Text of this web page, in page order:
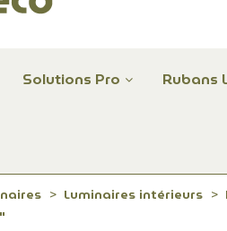
Solutions Pro Rubans
Luminaires intérieurs